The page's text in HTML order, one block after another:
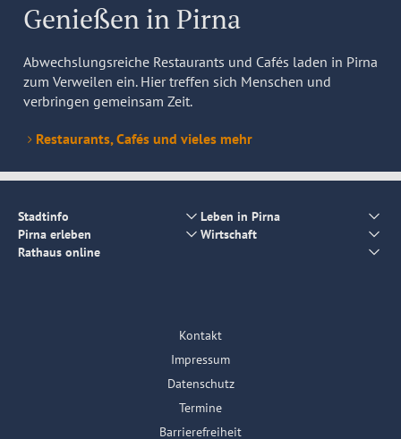
Genießen in Pirna
Abwechslungsreiche Restaurants und Cafés laden in Pirna
zum Verweilen ein. Hier treffen sich Menschen und
verbringen gemeinsam Zeit.
Restaurants, Cafés und vieles mehr
Stadtinfo
Leben in Pirna
Pirna erleben
Wirtschaft
Rathaus online
Kontakt
Impressum
Datenschutz
Termine
Barrierefreiheit